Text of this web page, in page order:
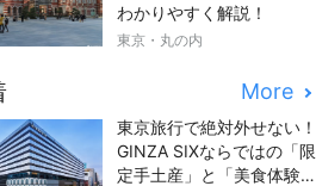
わかりやすく解説！
東京・丸の内
More
東京旅行で絶対外せない！
GINZA SIXならではの「限
定手土産」と「美食体験」